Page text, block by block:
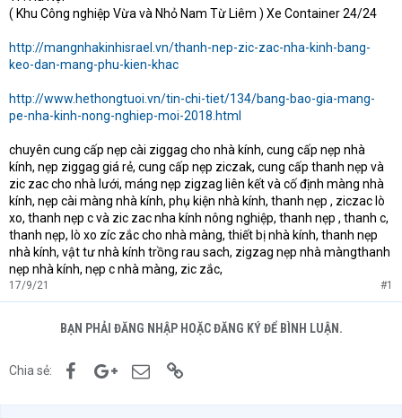
( Khu Công nghiệp Vừa và Nhỏ Nam Từ Liêm ) Xe Container 24/24
http://mangnhakinhisrael.vn/thanh-nep-zic-zac-nha-kinh-bang-
keo-dan-mang-phu-kien-khac
http://www.hethongtuoi.vn/tin-chi-tiet/134/bang-bao-gia-mang-
pe-nha-kinh-nong-nghiep-moi-2018.html
chuyên cung cấp nẹp cài ziggag cho nhà kính, cung cấp nẹp nhà
kính, nẹp ziggag giá rẻ, cung cấp nẹp ziczak, cung cấp thanh nẹp và
zic zac cho nhà lưới, máng nẹp zigzag liên kết và cố định màng nhà
kính, nẹp cài màng nhà kính, phụ kiện nhà kính, thanh nẹp , ziczac lò
xo, thanh nẹp c và zic zac nha kính nông nghiệp, thanh nẹp , thanh c,
thanh nẹp, lò xo zíc zắc cho nhà màng, thiết bị nhà kính, thanh nẹp
nhà kính, vật tư nhà kính trồng rau sach, zigzag nẹp nhà màngthanh
nẹp nhà kính, nẹp c nhà màng, zic zắc,
17/9/21 #1
BẠN PHẢI ĐĂNG NHẬP HOẶC ĐĂNG KÝ ĐỂ BÌNH LUẬN.
Chia sẻ: FacebookGoogle+Email